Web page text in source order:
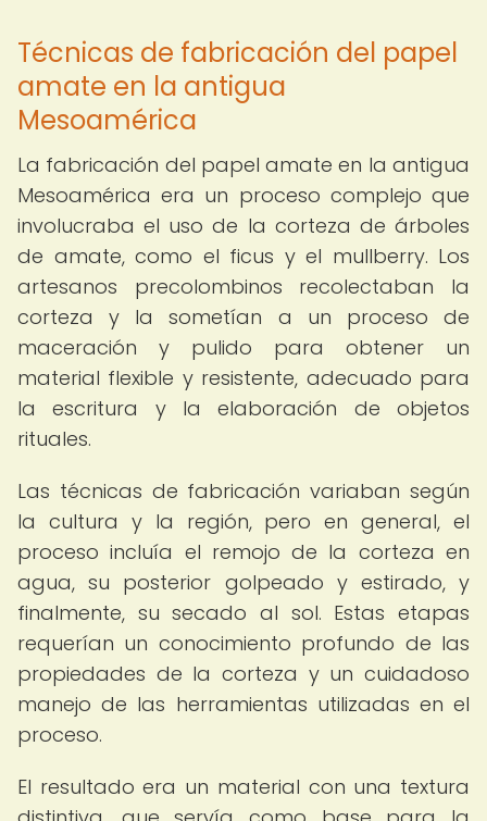
Técnicas de fabricación del papel
amate en la antigua
Mesoamérica
La fabricación del papel amate en la antigua
Mesoamérica era un proceso complejo que
involucraba el uso de la corteza de árboles
de amate, como el ficus y el mullberry. Los
artesanos precolombinos recolectaban la
corteza y la sometían a un proceso de
maceración y pulido para obtener un
material flexible y resistente, adecuado para
la escritura y la elaboración de objetos
rituales.
Las técnicas de fabricación variaban según
la cultura y la región, pero en general, el
proceso incluía el remojo de la corteza en
agua, su posterior golpeado y estirado, y
finalmente, su secado al sol. Estas etapas
requerían un conocimiento profundo de las
propiedades de la corteza y un cuidadoso
manejo de las herramientas utilizadas en el
proceso.
El resultado era un material con una textura